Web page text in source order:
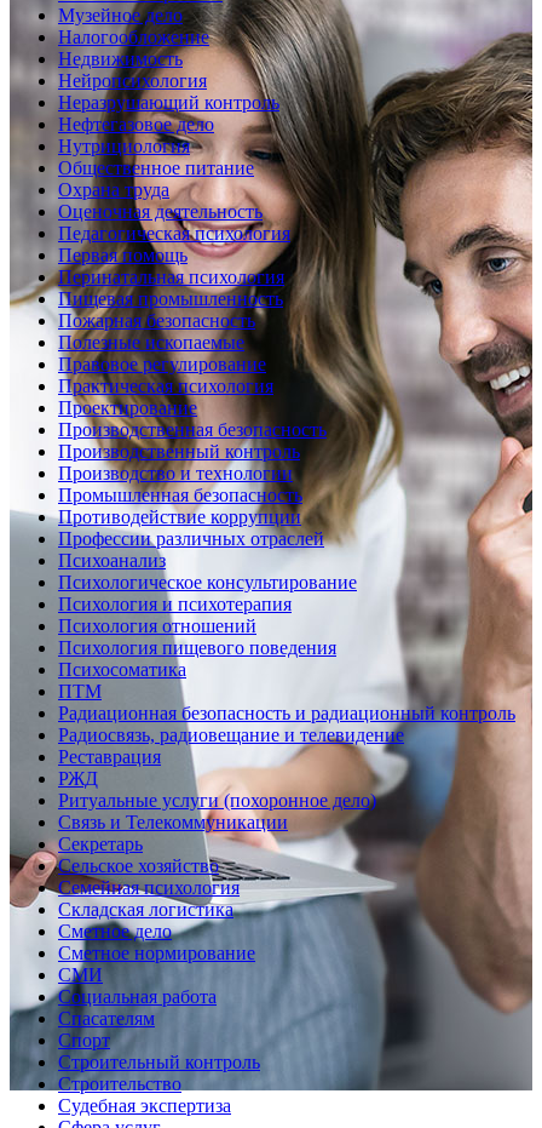
Музейное дело
Налогообложение
Недвижимость
Нейропсихология
Неразрушающий контроль
Нефтегазовое дело
Нутрициология
Общественное питание
Охрана труда
Оценочная деятельность
Педагогическая психология
Первая помощь
Перинатальная психология
Пищевая промышленность
Пожарная безопасность
Полезные ископаемые
Правовое регулирование
Практическая психология
Проектирование
Производственная безопасность
Производственный контроль
Производство и технологии
Промышленная безопасность
Противодействие коррупции
Профессии различных отраслей
Психоанализ
Психологическое консультирование
Психология и психотерапия
Психология отношений
Психология пищевого поведения
Психосоматика
ПТМ
Радиационная безопасность и радиационный контроль
Радиосвязь, радиовещание и телевидение
Реставрация
РЖД
Ритуальные услуги (похоронное дело)
Связь и Телекоммуникации
Секретарь
Сельское хозяйство
Семейная психология
Складская логистика
Сметное дело
Сметное нормирование
СМИ
Социальная работа
Спасателям
Спорт
Строительный контроль
Строительство
Судебная экспертиза